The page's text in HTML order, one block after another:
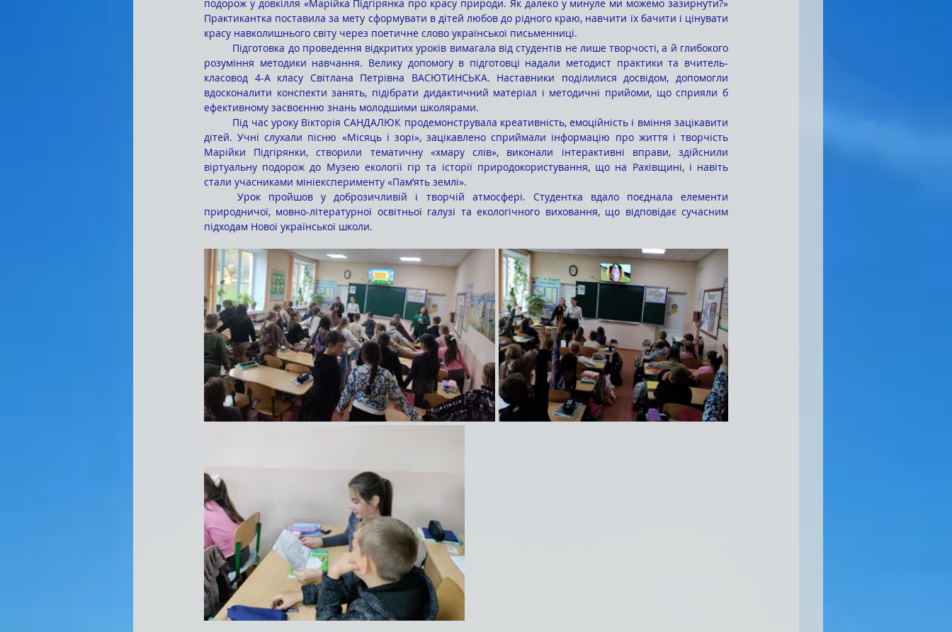
подорож у довкілля «Марійка Підгірянка про красу природи. Як далеко у минуле ми можемо зазирнути?»
Практикантка поставила за мету сформувати в дітей любов до рідного краю, навчити їх бачити і цінувати
красу навколишнього світу через поетичне слово української письменниці.
розуміння методики навчання. Велику допомогу в підготовці надали методист практики та вчитель-
класовод 4-А класу Світлана Петрівна ВАСЮТИНСЬКА. Наставники поділилися досвідом, допомогли
вдосконалити конспекти занять, підібрати дидактичний матеріал і методичні прийоми, що сприяли б
ефективному засвоєнню знань молодшими школярами.
дітей. Учні слухали пісню «Місяць і зорі», зацікавлено сприймали інформацію про життя і творчість
Марійки Підгірянки, створили тематичну «хмару слів», виконали інтерактивні вправи, здійснили
віртуальну подорож до Музею екології гір та історії природокористування, що на Рахівщині, і навіть
стали учасниками мініексперименту «Пам’ять землі».
	Урок пройшов у доброзичливій і творчій атмосфері. Студентка вдало поєднала елементи
природничої, мовно-літературної освітньої галузі та екологічного виховання, що відповідає сучасним
підходам Нової української школи.